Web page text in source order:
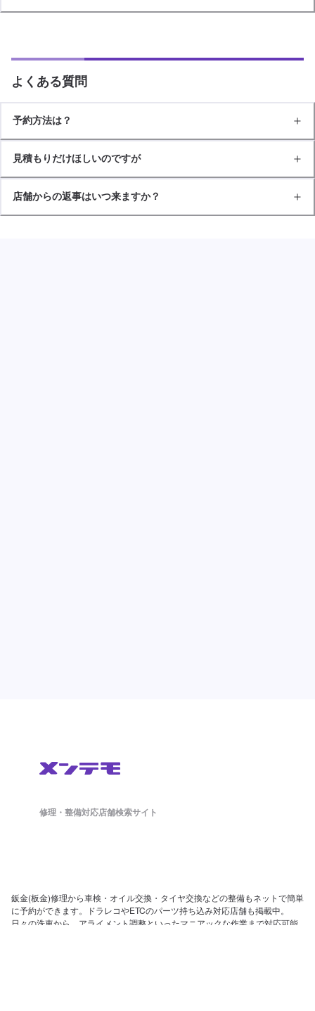
よくある質問
予約方法は？
見積もりだけほしいのですが
店舗からの返事はいつ来ますか？
修理・整備対応店舗検索サイト
鈑金(板金)修理から車検・オイル交換・タイヤ交換などの整備もネットで簡単
に予約ができます。ドラレコやETCのパーツ持ち込み対応店舗も掲載中。
日々の洗車から、アライメント調整といったマニアックな作業まで対応可能